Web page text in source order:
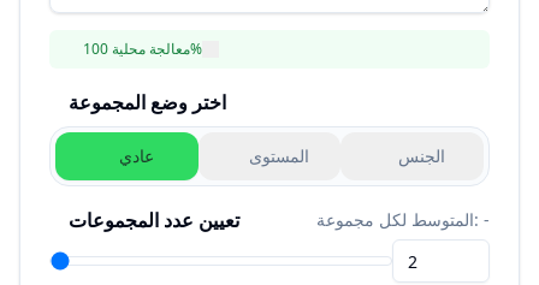
معالجة محلية 100%
اختر وضع المجموعة
عادي المستوى الجنس
تعيين عدد المجموعات المتوسط لكل مجموعة: -